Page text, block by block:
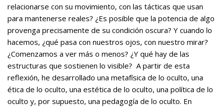
relacionarse con su movimiento, con las tácticas que usan
para mantenerse reales? ¿Es posible que la potencia de algo
provenga precisamente de su condición oscura? Y cuando lo
hacemos, ¿qué pasa con nuestros ojos, con nuestro mirar?
¿Comenzamos a ver más o menos? ¿Y qué hay de las
estructuras que sostienen lo visible? A partir de esta
reflexión, he desarrollado una metafísica de lo oculto, una
ética de lo oculto, una estética de lo oculto, una política de lo
oculto y, por supuesto, una pedagogía de lo oculto. En